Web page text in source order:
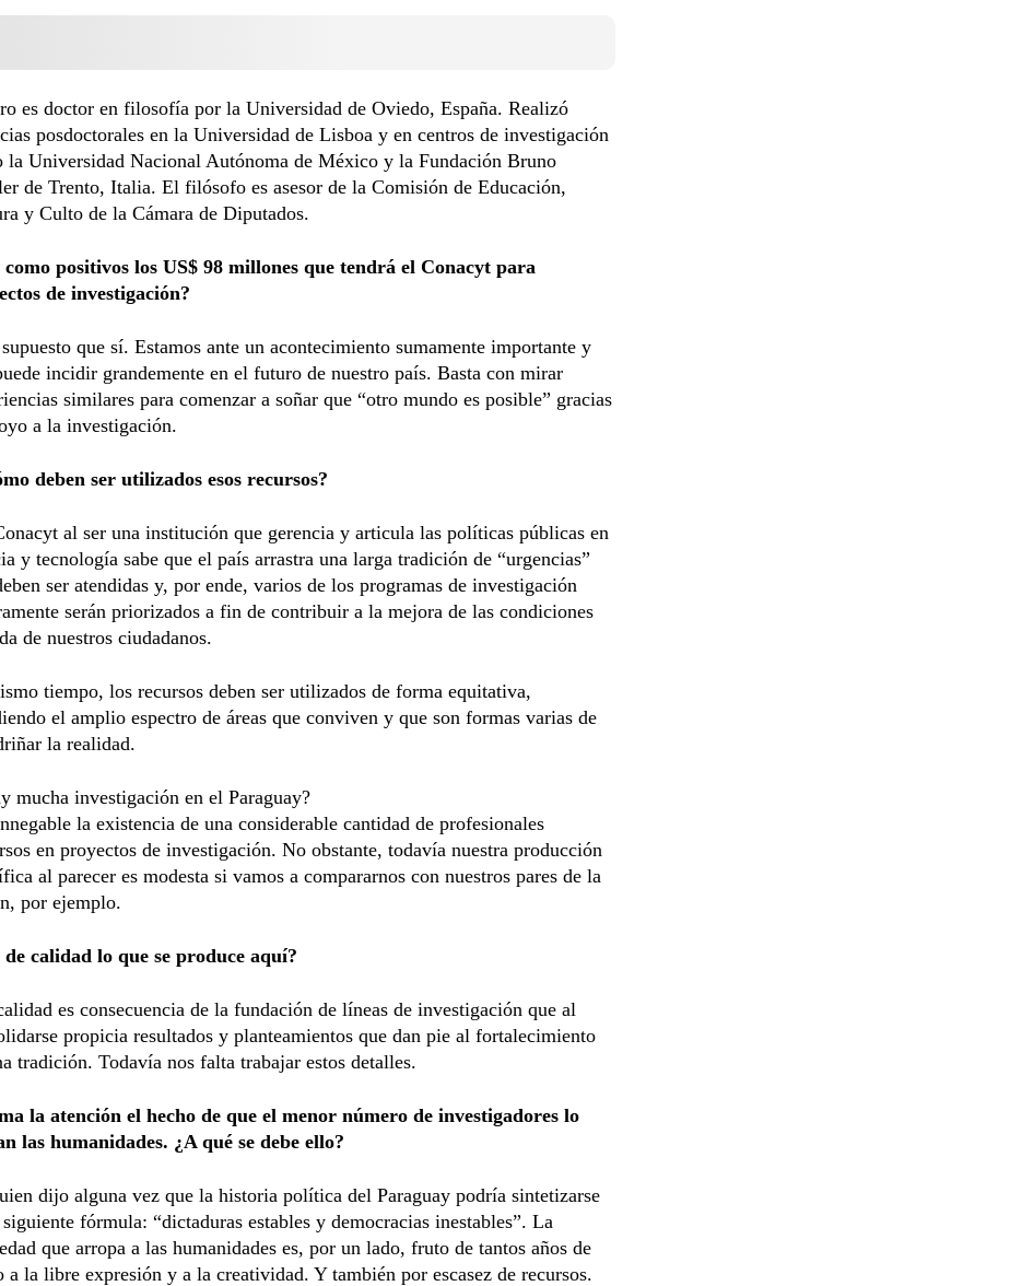
es doctor en filosofía por la Universidad de Oviedo, España. Realizó
posdoctorales en la Universidad de Lisboa y en centros de investigación
la Universidad Nacional Autónoma de México y la Fundación Bruno
de Trento, Italia. El filósofo es asesor de la Comisión de Educación,
y Culto de la Cámara de Diputados.
como positivos los US$ 98 millones que tendrá el Conacyt para
de investigación?
que sí. Estamos ante un acontecimiento sumamente importante y
incidir grandemente en el futuro de nuestro país. Basta con mirar
similares para comenzar a soñar que “otro mundo es posible” gracias
a la investigación.
deben ser utilizados esos recursos?
al ser una institución que gerencia y articula las políticas públicas en
y tecnología sabe que el país arrastra una larga tradición de “urgencias”
ser atendidas y, por ende, varios de los programas de investigación
serán priorizados a fin de contribuir a la mejora de las condiciones
de nuestros ciudadanos.
tiempo, los recursos deben ser utilizados de forma equitativa,
el amplio espectro de áreas que conviven y que son formas varias de
la realidad.
mucha investigación en el Paraguay?
la existencia de una considerable cantidad de profesionales
en proyectos de investigación. No obstante, todavía nuestra producción
al parecer es modesta si vamos a compararnos con nuestros pares de la
por ejemplo.
de calidad lo que se produce aquí?
es consecuencia de la fundación de líneas de investigación que al
propicia resultados y planteamientos que dan pie al fortalecimiento
tradición. Todavía nos falta trabajar estos detalles.
la atención el hecho de que el menor número de investigadores lo
las humanidades. ¿A qué se debe ello?
dijo alguna vez que la historia política del Paraguay podría sintetizarse
fórmula: “dictaduras estables y democracias inestables”. La
que arropa a las humanidades es, por un lado, fruto de tantos años de
a la libre expresión y a la creatividad. Y también por escasez de recursos.